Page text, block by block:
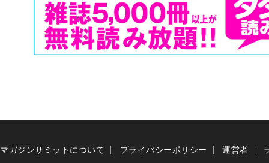
マガジンサミットについて プライバシーポリシー 運営者